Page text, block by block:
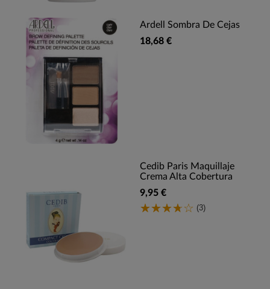
Ardell Sombra De Cejas
18,68 €
Cedib Paris Maquillaje
Crema Alta Cobertura
9,95 €
(3)